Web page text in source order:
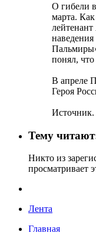
О гибели
марта.
наведения
понял,
В апреле
Героя
Источник.
Тему
Никто из
просматривает
Лента
Главная